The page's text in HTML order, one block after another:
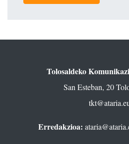
Tolosaldeko
San Esteban, 20
Erredakzioa: